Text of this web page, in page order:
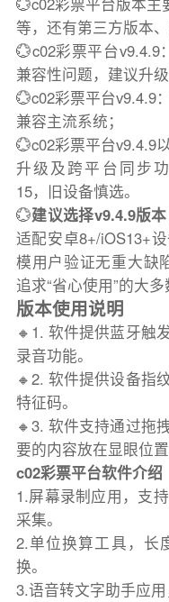
等，还有第三方版本、
💮c02彩票平台
兼容性问题，建议升级
💮c02彩票平台v9.4.9
兼容主流系统；
💮c02彩票平台v9.4.9
升级及跨平台同步
15，旧设备慎选。
💮建议选择v9.4.9版
适配安卓8+/iOS13+
模用户验证无重大缺
追求“省心使用”的大多
版本使用说明
🔸1. 软件提供蓝牙触
录音功能。
🔸2. 软件提供设备指
特征码。
🔸3. 软件支持通过拖
要的内容放在显眼位置
c02彩票平台软件介绍
1.屏幕录制应用，支
采集。
2.单位换算工具，长
换。
3.语音转文字助手应